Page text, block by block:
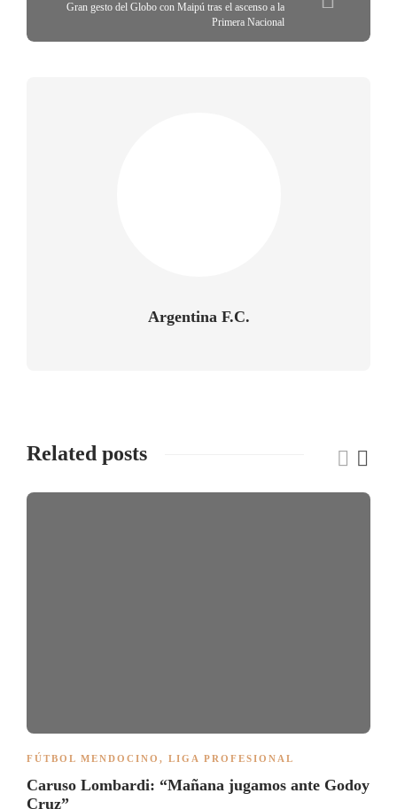
Gran gesto del Globo con Maipú tras el ascenso a la
Primera Nacional
Argentina F.C.
Related posts
FÚTBOL MENDOCINO , LIGA PROFESIONAL
Caruso Lombardi: “Mañana jugamos ante Godoy
Cruz”